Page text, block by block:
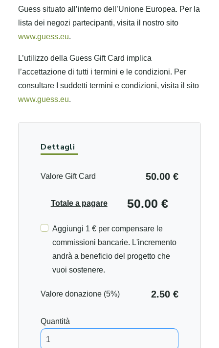
Guess situato all’interno dell’Unione Europea. Per la
lista dei negozi partecipanti, visita il nostro sito
www.guess.eu.
L’utilizzo della Guess Gift Card implica
l’accettazione di tutti i termini e le condizioni. Per
consultare I suddetti termini e condizioni, visita il sito
www.guess.eu.
Dettagli
Valore Gift Card 50.00 €
Totale a pagare 50.00 €
Aggiungi 1 € per compensare le
commissioni bancarie. L'incremento
andrà a beneficio del progetto che
vuoi sostenere.
Valore donazione (5%) 2.50 €
Quantità